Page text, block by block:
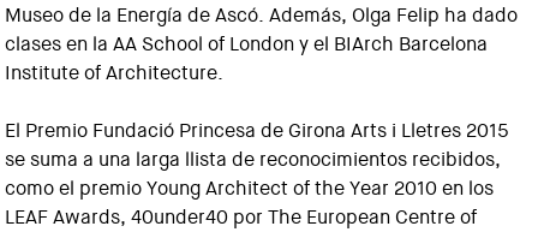
Museo de la Energía de Ascó. Además, Olga Felip ha dado
clases en la AA School of London y el BIArch Barcelona
Institute of Architecture.
El Premio Fundació Princesa de Girona Arts i Lletres 2015
se suma a una larga llista de reconocimientos recibidos,
como el premio Young Architect of the Year 2010 en los
LEAF Awards, 40under40 por The European Centre of